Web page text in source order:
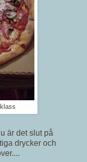
är det slut på
drycker och